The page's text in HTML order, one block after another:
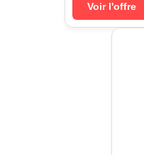
Voir l'offre